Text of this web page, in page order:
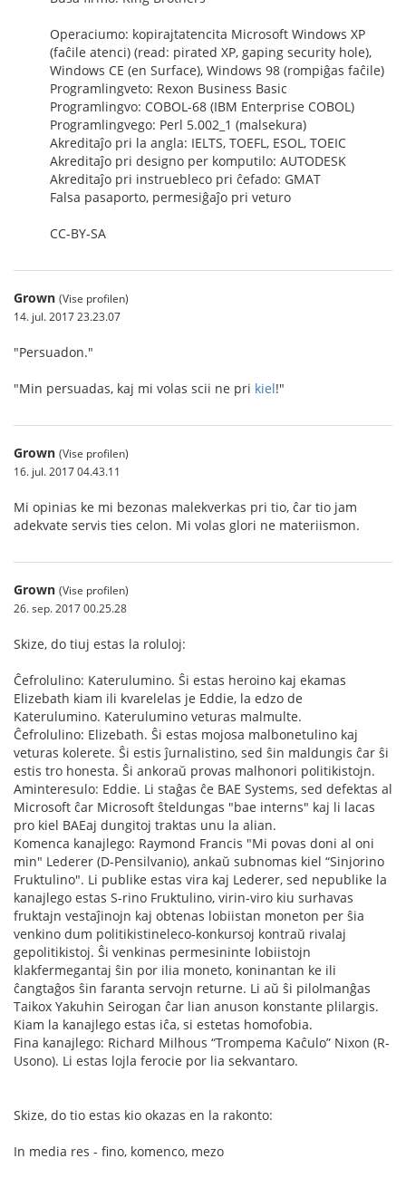
Operaciumo: kopirajtatencita Microsoft Windows XP
(faĉile atenci) (read: pirated XP, gaping security hole),
Windows CE (en Surface), Windows 98 (rompiĝas faĉile)
Programlingveto: Rexon Business Basic
Programlingvo: COBOL-68 (IBM Enterprise COBOL)
Programlingvego: Perl 5.002_1 (malsekura)
Akreditaĵo pri la angla: IELTS, TOEFL, ESOL, TOEIC
Akreditaĵo pri designo per komputilo: AUTODESK
Akreditaĵo pri instruebleco pri ĉefado: GMAT
Falsa pasaporto, permesiĝaĵo pri veturo
CC-BY-SA
Grown (Vise profilen)
14. jul. 2017 23.23.07
"Persuadon."
"Min persuadas, kaj mi volas scii ne pri kiel!"
Grown (Vise profilen)
16. jul. 2017 04.43.11
Mi opinias ke mi bezonas malekverkas pri tio, ĉar tio jam
adekvate servis ties celon. Mi volas glori ne materiismon.
Grown (Vise profilen)
26. sep. 2017 00.25.28
Skize, do tiuj estas la roluloj:
Ĉefrolulino: Katerulumino. Ŝi estas heroino kaj ekamas
Elizebath kiam ili kvarelelas je Eddie, la edzo de
Katerulumino. Katerulumino veturas malmulte.
Ĉefrolulino: Elizebath. Ŝi estas mojosa malbonetulino kaj
veturas kolerete. Ŝi estis ĵurnalistino, sed ŝin maldungis ĉar ŝi
estis tro honesta. Ŝi ankoraŭ provas malhonori politikistojn.
Aminteresulo: Eddie. Li staĝas ĉe BAE Systems, sed defektas al
Microsoft ĉar Microsoft ŝteldungas "bae interns" kaj li lacas
pro kiel BAEaj dungitoj traktas unu la alian.
Komenca kanajlego: Raymond Francis "Mi povas doni al oni
min" Lederer (D-Pensilvanio), ankaŭ subnomas kiel “Sinjorino
Fruktulino". Li publike estas vira kaj Lederer, sed nepublike la
kanajlego estas S-rino Fruktulino, virin-viro kiu surhavas
fruktajn vestaĵinojn kaj obtenas lobiistan moneton per ŝia
venkino dum politikistineleco-konkursoj kontraŭ rivalaj
gepolitikistoj. Ŝi venkinas permesininte lobiistojn
klakfermegantaj ŝin por ilia moneto, koninantan ke ili
ĉangtaĝos ŝin faranta servojn returne. Li aŭ ŝi pilolmanĝas
Taikox Yakuhin Seirogan ĉar lian anuson konstante plilargis.
Kiam la kanajlego estas iĉa, si estetas homofobia.
Fina kanajlego: Richard Milhous “Trompema Kaĉulo” Nixon (R-
Usono). Li estas lojla ferocie por lia sekvantaro.
Skize, do tio estas kio okazas en la rakonto:
In media res - fino, komenco, mezo